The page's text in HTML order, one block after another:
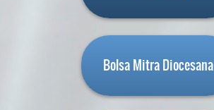
Bolsa Mitra Diocesana